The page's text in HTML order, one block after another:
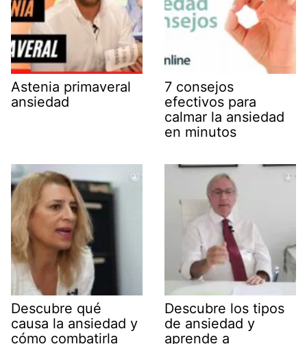
Astenia primaveral
ansiedad
7 consejos
efectivos para
calmar la ansiedad
en minutos
Descubre qué
causa la ansiedad y
cómo combatirla
Descubre los tipos
de ansiedad y
aprende a